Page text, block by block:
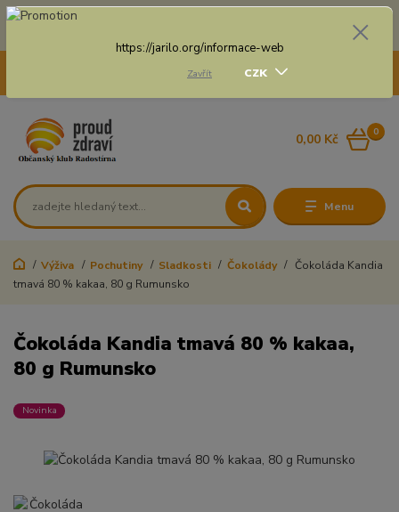
Doprava zdarma na některé druhy dopravy při nákupu
Menu
CZK
0
0,00 Kč
Výživa Pochutiny Sladkosti Čokolády
Čokoláda Kandia
tmavá 80 % kakaa, 80 g Rumunsko
Čokoláda Kandia tmavá 80 % kakaa,
80 g Rumunsko
Novinka
https://jarilo.org/informace-web
Zavřít